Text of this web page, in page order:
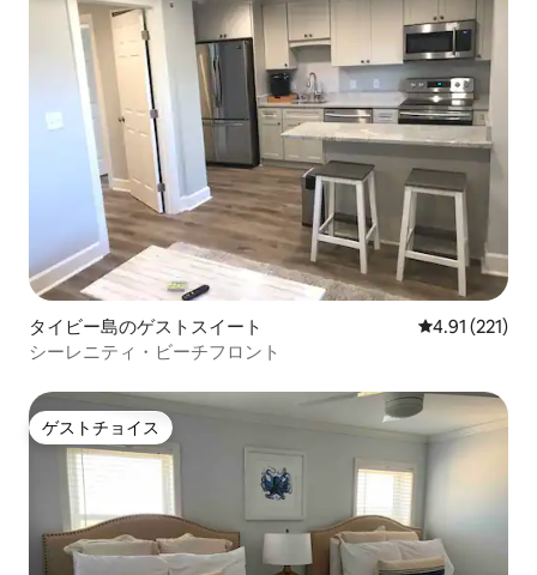
タイビー島のゲストスイート レビュー221
4.91 (221)
シーレニティ・ビーチフロント
ゲストチョイス
ゲストチョイス